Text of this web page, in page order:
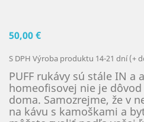
50,00 €
S DPH Výroba produktu 14-21 dní (+
PUFF rukávy sú stále IN a
homeofisovej nie je
doma. Samozrejme, že v
na kávu s kamoškami a